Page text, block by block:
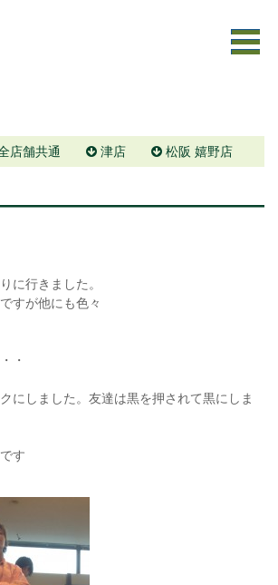
店舗共通 津店 松阪 嬉野店
に行きました。
すが他にも色々
・
にしました。友達は黒を押されて黒にしま
す